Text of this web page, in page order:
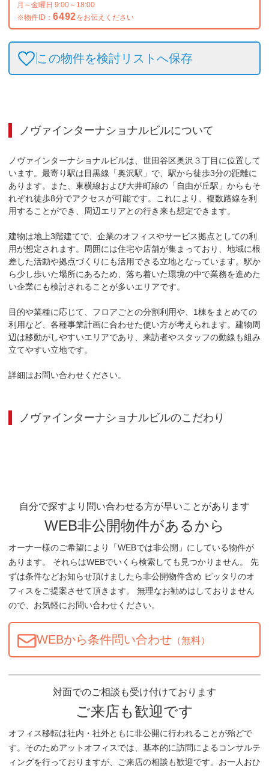
月～金曜日 9:00～18:00
※物件ID： 6492をお伝えください
この物件を検討リストへ保存
ノヴァインターナショナルビルについて
ノヴァインターナショナルビルは、世田谷区奥沢３丁目に位置して
います。最寄り駅は目黒線「奥沢駅」で、駅から徒歩3分の距離に
あります。また、東横線および大井町線の「自由が丘駅」からもそ
れぞれ徒歩8分でアクセスが可能です。これにより、複数路線を利
用することができ、周辺エリアとの行き来も想定できます。
建物は地上3階建てで、企業のオフィスやサービス拠点としての利
用が想定されます。周囲には住宅や店舗が集まっており、地域に根
差した活動や拠点づくりにも活用できる立地となっています。駅か
ら少し歩いた場所にあるため、落ち着いた環境の中で業務を進めた
い企業にも検討されることが多いエリアです。
目的や業種に応じて、フロアごとの分割利用や、1棟をまとめての
利用など、各種事業計画に合わせた使い方が考えられます。建物周
辺は移動がしやすいエリアであり、来訪者やスタッフの動線も組み
立てやすい立地です。
詳細はお問い合わせください。
ノヴァインターナショナルビルのこだわり
自分で探すより問い合わせる方が早いことがあります
WEB非公開物件があるから
オーナー様のご希望により「WEBでは非公開」にしている物件が
あります。 それらはWEBでいくら検索しても見つかりません。 先
ずは条件などお知らせ頂けましたら非公開物件含め ピッタリのオ
フィスをご提案させて頂きます。 無理なお勧めはしておりません
ので、お気軽にお問い合わせください。
WEBから条件問い合わせ （無料）
対面でのご相談も受け付けております
ご来店も歓迎です
オフィス移転は社内・社外ともに非公開に行われることが殆どで
す。そのためアットオフィスでは、基本的に訪問によるコンサルテ
ィングを行っておりますが、ご来店の相談も歓迎です。お一人おひ